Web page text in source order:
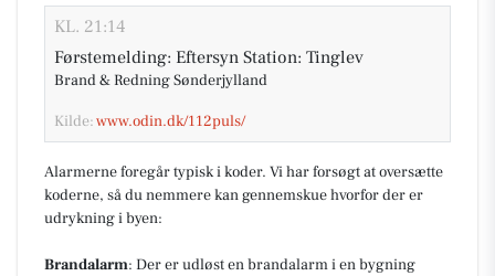
KL. 21:14
Førstemelding: Eftersyn Station: Tinglev
Brand & Redning Sønderjylland
Kilde:www.odin.dk/112puls/
Alarmerne foregår typisk i koder. Vi har forsøgt at oversætte
koderne, så du nemmere kan gennemskue hvorfor der er
udrykning i byen:
Brandalarm: Der er udløst en brandalarm i en bygning